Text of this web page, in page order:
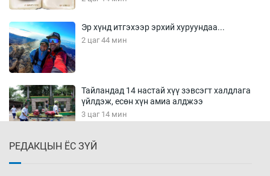
Эр хүнд итгэхээр эрхий хуруундаа...
2 цаг 44 мин
Тайландад 14 настай хүү зэвсэгт халдлага
үйлдэж, есөн хүн амиа алджээ
3 цаг 14 мин
РЕДАКЦЫН ЁС ЗҮЙ